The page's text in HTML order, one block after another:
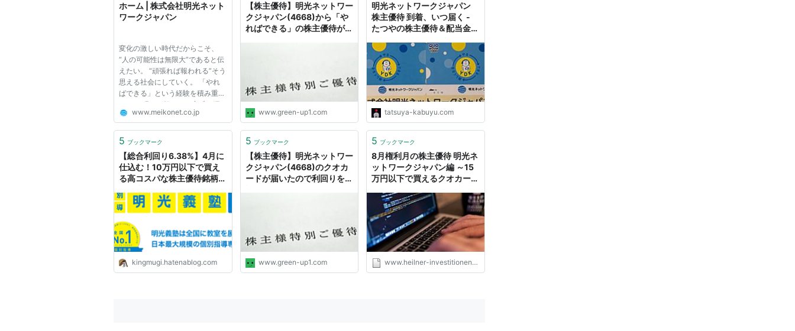
ホーム | 株式会社明光ネット
ワークジャパン
変化の激しい時代だからこそ、
“人の可能性は無限大”であると伝
えたい。 “頑張れば報われる”そう
思える社会にしていく。 「やれ
ばできる」という経験を積み重
ね、 頑張れば報われる実感が湧
けば、 未来の自分に 期待する“勇
び込む“勇気”がもてる、 そう私た
ちは考えます。 このPurposeを...
www.meikonet.co.jp
【株主優待】明光ネットワー
クジャパン(4668)から「や
ればできる」の株主優待が届
www.green-up1.com
明光ネットワークジャパン
株主優待 到着、いつ届く -
たつやの株主優待＆配当金・
tatsuya-kabuyu.com
5 ブックマーク
【総合利回り6.38%】4月に
仕込む！10万円以下で買え
る高コスパな株主優待銘柄
(4668)」 - きんむぎの優待
株売買で儲けるブログ
kingmugi.hatenablog.com
5 ブックマーク
【株主優待】明光ネットワー
クジャパン(4668)のクオカ
ードが届いたので利回りを確
www.green-up1.com
5 ブックマーク
8月権利月の株主優待 明光ネ
ットワークジャパン編 ～15
万円以下で買えるクオカード
www.heilner-investitionen.com